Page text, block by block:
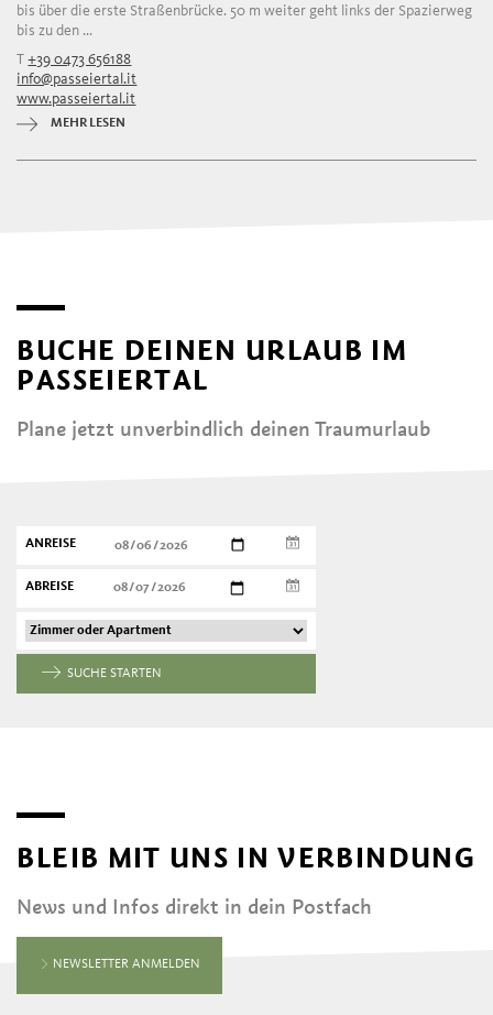
bis über die erste Straßenbrücke. 50 m weiter geht links der Spazierweg
bis zu den ...
T+39 0473 656188
info@passeiertal.it
www.passeiertal.it
MEHR LESEN
BUCHE DEINEN URLAUB IM
PASSEIERTAL
Plane jetzt unverbindlich deinen Traumurlaub
ANREISE
ABREISE
SUCHE STARTEN
BLEIB MIT UNS IN VERBINDUNG
News und Infos direkt in dein Postfach
NEWSLETTER ANMELDEN